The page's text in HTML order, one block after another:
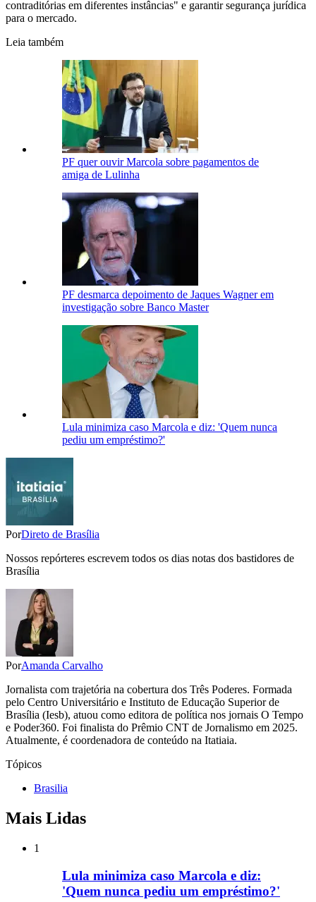
contraditórias em diferentes instâncias" e garantir segurança jurídica
para o mercado.
Leia também
PF quer ouvir Marcola sobre pagamentos de
amiga de Lulinha
PF desmarca depoimento de Jaques Wagner em
investigação sobre Banco Master
Lula minimiza caso Marcola e diz: 'Quem nunca
pediu um empréstimo?'
PorDireto de Brasília
Nossos repórteres escrevem todos os dias notas dos bastidores de
Brasília
PorAmanda Carvalho
Jornalista com trajetória na cobertura dos Três Poderes. Formada
pelo Centro Universitário e Instituto de Educação Superior de
Brasília (Iesb), atuou como editora de política nos jornais O Tempo
e Poder360. Foi finalista do Prêmio CNT de Jornalismo em 2025.
Atualmente, é coordenadora de conteúdo na Itatiaia.
Tópicos
Brasilia
Mais Lidas
1
Lula minimiza caso Marcola e diz:
'Quem nunca pediu um empréstimo?'